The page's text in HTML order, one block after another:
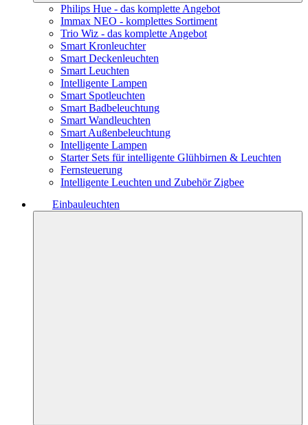
Philips Hue - das komplette Angebot
Immax NEO - komplettes Sortiment
Trio Wiz - das komplette Angebot
Smart Kronleuchter
Smart Deckenleuchten
Smart Leuchten
Intelligente Lampen
Smart Spotleuchten
Smart Badbeleuchtung
Smart Wandleuchten
Smart Außenbeleuchtung
Intelligente Lampen
Starter Sets für intelligente Glühbirnen & Leuchten
Fernsteuerung
Intelligente Leuchten und Zubehör Zigbee
Einbauleuchten